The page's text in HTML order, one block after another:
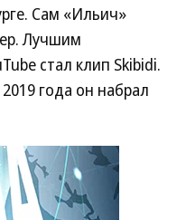
Сам «Ильич»
Лучшим
стал клип Skibidi.
года он набрал